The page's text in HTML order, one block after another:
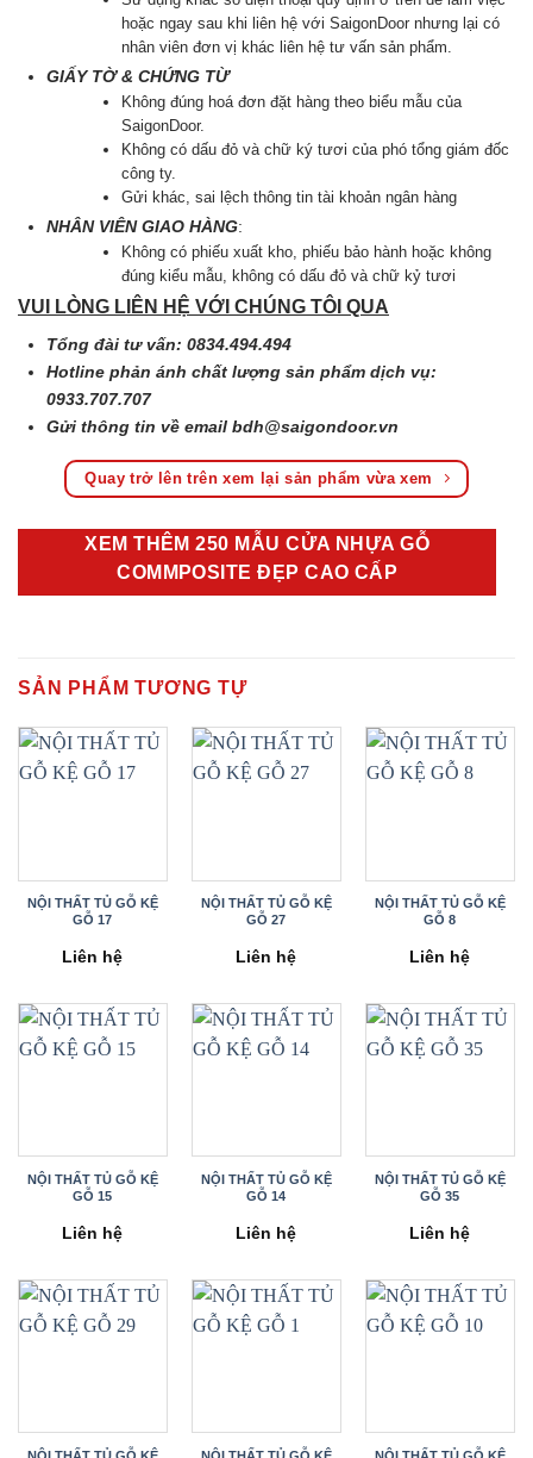
hoặc ngay sau khi liên hệ với SaigonDoor nhưng lại có
nhân viên đơn vị khác liên hệ tư vấn sản phẩm.
GIẤY TỜ & CHỨNG TỪ
Không đúng hoá đơn đặt hàng theo biểu mẫu của
SaigonDoor.
Không có dấu đỏ và chữ ký tươi của phó tổng giám đốc
công ty.
Gửi khác, sai lệch thông tin tài khoản ngân hàng
NHÂN VIÊN GIAO HÀNG:
Không có phiếu xuất kho, phiếu bảo hành hoặc không
đúng kiểu mẫu, không có dấu đỏ và chữ kỷ tươi
VUI LÒNG LIÊN HỆ VỚI CHÚNG TÔI QUA
Tổng đài tư vấn: 0834.494.494
Hotline phản ánh chất lượng sản phẩm dịch vụ:
0933.707.707
Gửi thông tin về emailbdh@saigondoor.vn
Quay trở lên trên xem lại sản phẩm vừa xem
XEM THÊM 250 MẪU CỬA NHỰA GỖ
COMMPOSITE ĐẸP CAO CẤP
SẢN PHẨM TƯƠNG TỰ
NỘI THẤT TỦ GỖ KỆ
GỖ 17
Liên hệ
NỘI THẤT TỦ GỖ KỆ
GỖ 27
Liên hệ
NỘI THẤT TỦ GỖ KỆ
GỖ 8
Liên hệ
NỘI THẤT TỦ GỖ KỆ
GỖ 15
Liên hệ
NỘI THẤT TỦ GỖ KỆ
GỖ 14
Liên hệ
NỘI THẤT TỦ GỖ KỆ
GỖ 35
Liên hệ